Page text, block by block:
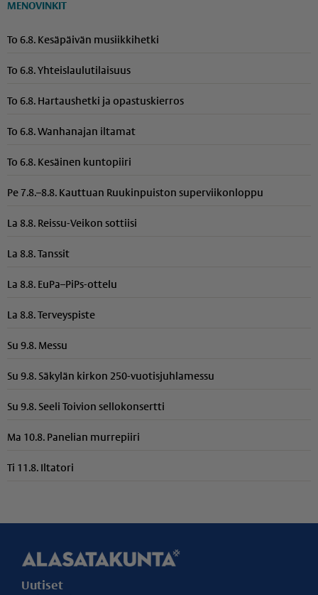
MENOVINKIT
To 6.8. Kesäpäivän musiikkihetki
To 6.8. Yhteis­lau­lu­ti­laisuus
To 6.8. Hartaushetki ja opastuskierros
To 6.8. Wanhanajan iltamat
To 6.8. Kesäinen kuntopiiri
Pe 7.8.–8.8. Kauttuan Ruukinpuiston superviikonloppu
La 8.8. Reissu-Veikon sottiisi
La 8.8. Tanssit
La 8.8. EuPa–PiPs-ottelu
La 8.8. Terveyspiste
Su 9.8. Messu
Su 9.8. Säkylän kirkon 250-vuotisjuhlamessu
Su 9.8. Seeli Toivion sellokonsertti
Ma 10.8. Panelian murrepiiri
Ti 11.8. Iltatori
Uutiset